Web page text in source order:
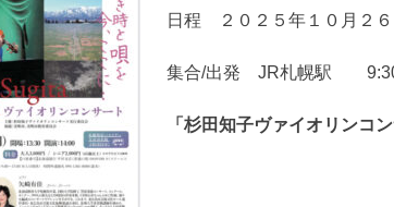
日程 ２０２５年１０月２
集合/出発 JR札幌駅
「杉田知子ヴァイオリンコ